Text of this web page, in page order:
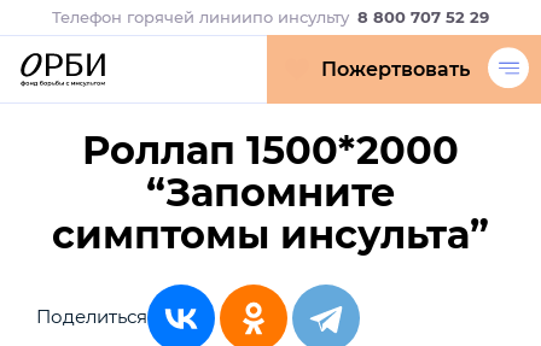
Телефон горячей линиипо инсульту 8 800 707 52 29
Пожертвовать
Роллап 1500*2000
“Запомните
симптомы инсульта”
Поделиться